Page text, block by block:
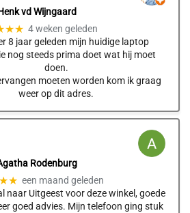
vd Wijngaard
4 weken geleden
8 jaar geleden mijn huidige laptop
nog steeds prima doet wat hij moet
doen.
moeten worden kom ik graag
weer op dit adres.
Rodenburg
een maand geleden
naar Uitgeest voor deze winkel, goede
goed advies. Mijn telefoon ging stuk